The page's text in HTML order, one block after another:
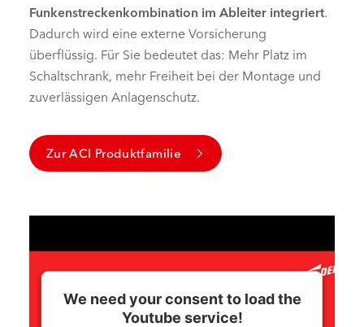
Funkenstreckenkombination im Ableiter integriert.
Dadurch wird eine externe Vorsicherung
überflüssig. Für Sie bedeutet das: Mehr Platz im
Schaltschrank, mehr Freiheit bei der Montage und
zuverlässigen Anlagenschutz.
Zur ACI Produktfamilie
We need your consent to load the
Youtube service!